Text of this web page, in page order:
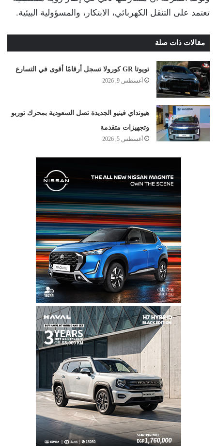
تعتمد على التنقل الكهربائي، الابتكار، والمسؤولية البيئية.
مقالات ذات صلة
تويوتا GR كورولا تسجل أرقامًا أقوى في التسارع
أغسطس 9, 2026
هيونداي فينيو الجديدة تصل السعودية بمحرك توربو
وتجهيزات متقدمة
أغسطس 5, 2026